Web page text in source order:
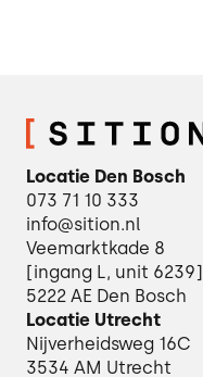
Locatie Den Bosch
073 71 10 333
info@sition.nl
Veemarktkade 8
[ingang L, unit 6239]
5222 AE Den Bosch
Locatie Utrecht
Nijverheidsweg 16C
3534 AM Utrecht